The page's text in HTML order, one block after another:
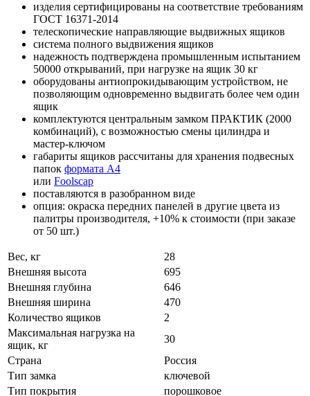
изделия сертифицированы на соответствие требованиям
ГОСТ 16371-2014
телескопические направляющие выдвижных ящиков
система полного выдвижения ящиков
надежность подтверждена промышленным испытанием
50000 открываний, при нагрузке на ящик 30 кг
оборудованы антиопрокидывающим устройством, не
позволяющим одновременно выдвигать более чем один
ящик
комплектуются центральным замком ПРАКТИК (2000
комбинаций), с возможностью смены цилиндра и
мастер-ключом
габариты ящиков рассчитаны для хранения подвесных
папок формата А4
или Foolscap
поставляются в разобранном виде
опция: окраска передних панелей в другие цвета из
палитры производителя, +10% к стоимости (при заказе
от 50 шт.)
Вес, кг
28
Внешняя высота
695
Внешняя глубина
646
Внешняя ширина
470
Количество ящиков
2
Максимальная нагрузка на
ящик, кг
30
Страна
Россия
Тип замка
ключевой
Тип покрытия
порошковое